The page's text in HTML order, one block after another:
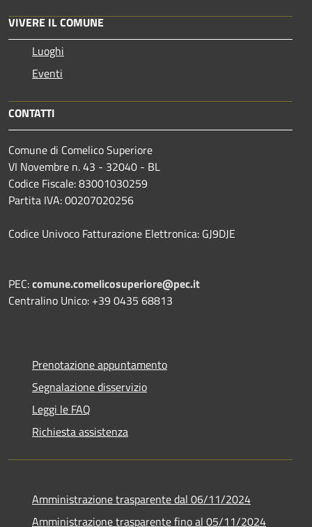
VIVERE IL COMUNE
Luoghi
Eventi
CONTATTI
Comune di Comelico Superiore
VI Novembre n. 43 - 32040 - BL
Codice Fiscale: 83001030259
Partita IVA: 00207020256
Codice Univoco Fatturazione Elettronica: GJ9DJE
PEC:comune.comelicosuperiore@pec.it
Centralino Unico: +39 0435 68813
Prenotazione appuntamento
Segnalazione disservizio
Leggi le FAQ
Richiesta assistenza
Amministrazione trasparente dal 06/11/2024
Amministrazione trasparente fino al 05/11/2024